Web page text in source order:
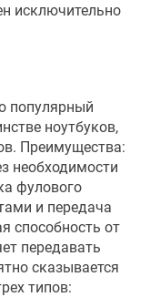
исключительно
популярный
ноутбуков,
Преимущества:
необходимости
фулового
и передача
способность от
передавать
сказывается
типов: